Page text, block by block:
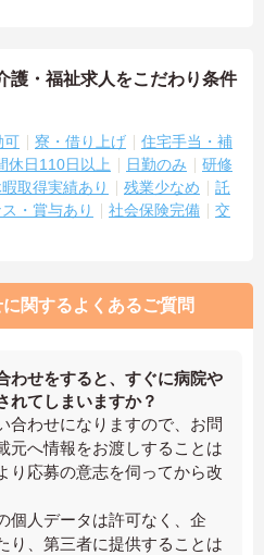
護・福祉求人をこだわり条件
可 寮・借り上げ
住宅手当・補
休日110日以上 日勤のみ
研修
取得実績あり 残業少なめ
託
・賞与あり 社会保険完備
交
関するよくあるご質問
わせをすると、すぐに病院や
れてしまいますか？
合わせになりますので、お問
元へ情報をお渡しすることは
り応募の意志を伺ってから改
個人データは許可なく、企
り、第三者に提供することは